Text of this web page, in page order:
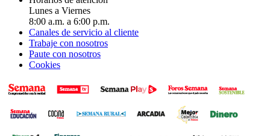
Lunes a Viernes
8:00 a.m. a 6:00 p.m.
Canales de servicio al cliente
Trabaje con nosotros
Paute con nosotros
Cookies